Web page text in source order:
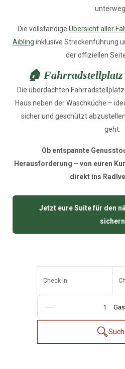
Die vollständige Übersicht aller
Aibling inklusive Streckenführung
der offiziellen
🏠
Die überdachten
Haus neben der Waschküche –
sicher und geschützt
geht.
Ob entspannte
Herausforderung – von euren
direkt ins
Jetzt eure Suite für den
sichern
Check-in